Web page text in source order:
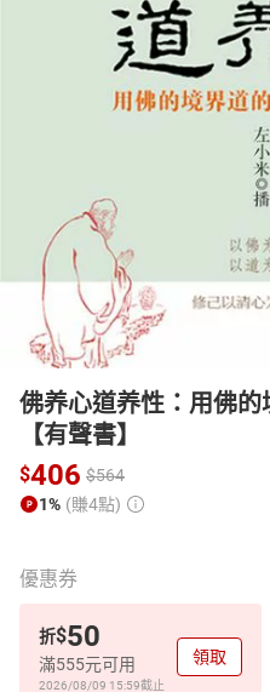
男裝
佛养心道养性：用佛
【有聲書】
$406 $564
1% (賺4點)
優惠券
折$50
滿555元可用
2026/08/09 15:59截止
領取